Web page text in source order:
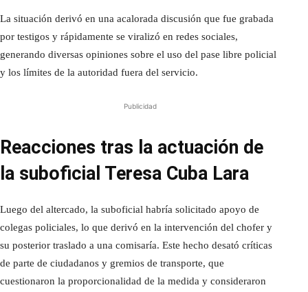
La situación derivó en una acalorada discusión que fue grabada
por testigos y rápidamente se viralizó en redes sociales,
generando diversas opiniones sobre el uso del pase libre policial
y los límites de la autoridad fuera del servicio.
Publicidad
Reacciones tras la actuación de
la suboficial Teresa Cuba Lara
Luego del altercado, la suboficial habría solicitado apoyo de
colegas policiales, lo que derivó en la intervención del chofer y
su posterior traslado a una comisaría. Este hecho desató críticas
de parte de ciudadanos y gremios de transporte, que
cuestionaron la proporcionalidad de la medida y consideraron